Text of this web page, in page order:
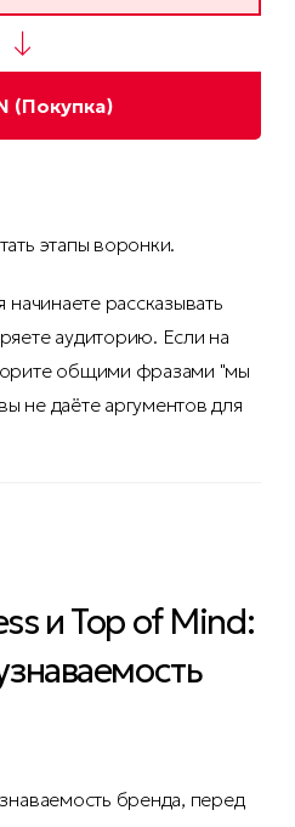
↓
(Покупка)
этапы воронки.
рассказывать
аудиторию. Если на
общими фразами "мы
не даёте аргументов для
и Top of Mind:
бренда, перед